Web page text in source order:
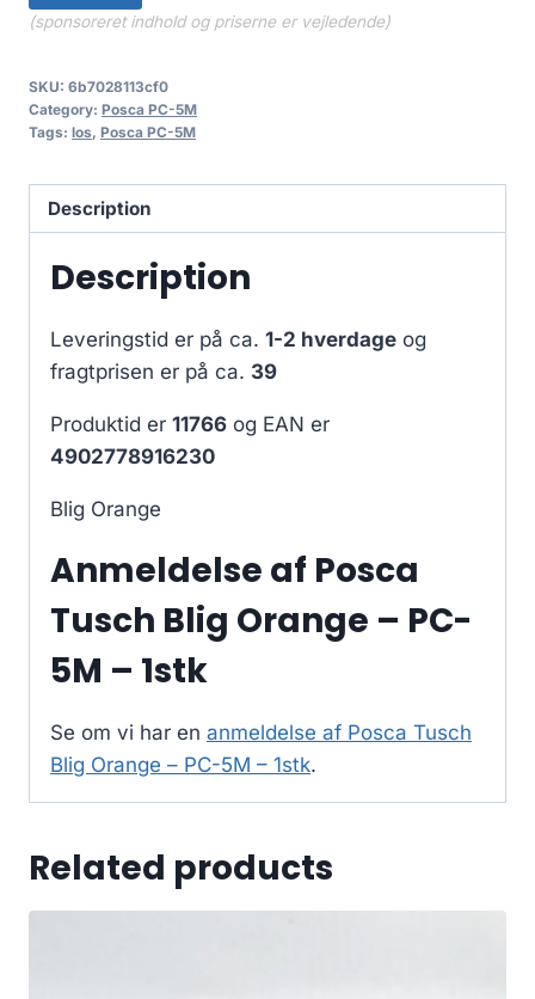
(sponsoreret indhold og priserne er vejledende)
SKU: 6b7028113cf0
Category: Posca PC-5M
Tags: los, Posca PC-5M
Description
Description
Leveringstid er på ca. 1-2 hverdage og
fragtprisen er på ca. 39
Produktid er 11766 og EAN er
4902778916230
Blig Orange
Anmeldelse af Posca
Tusch Blig Orange – PC-
5M – 1stk
Se om vi har en anmeldelse af Posca Tusch
Blig Orange – PC-5M – 1stk.
Related products